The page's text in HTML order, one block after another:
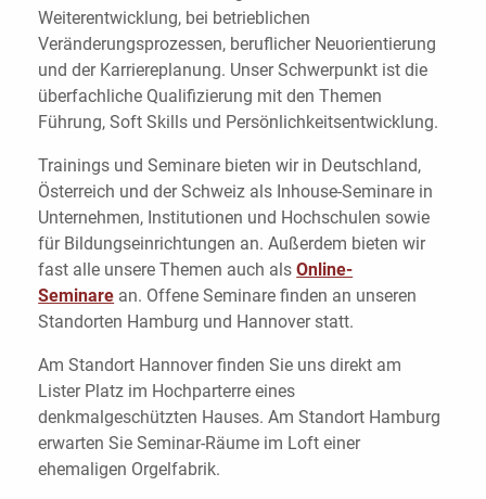
Weiterentwicklung, bei betrieblichen
Veränderungsprozessen, beruflicher Neuorientierung
und der Karriereplanung. Unser Schwerpunkt ist die
überfachliche Qualifizierung mit den Themen
Führung, Soft Skills und Persönlichkeitsentwicklung.
Trainings und Seminare bieten wir in Deutschland,
Österreich und der Schweiz als Inhouse-Seminare in
Unternehmen, Institutionen und Hochschulen sowie
für Bildungseinrichtungen an. Außerdem bieten wir
fast alle unsere Themen auch als Online-
Seminare an. Offene Seminare finden an unseren
Standorten Hamburg und Hannover statt.
Am Standort Hannover finden Sie uns direkt am
Lister Platz im Hochparterre eines
denkmalgeschützten Hauses. Am Standort Hamburg
erwarten Sie Seminar-Räume im Loft einer
ehemaligen Orgelfabrik.